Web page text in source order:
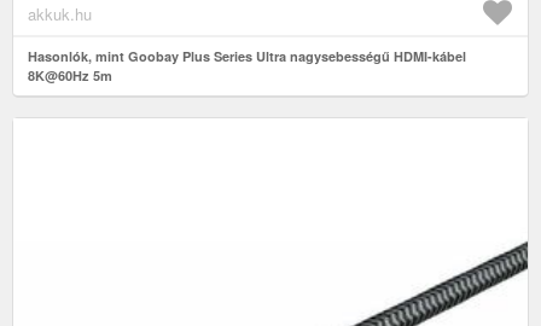
akkuk.hu
Hasonlók, mint Goobay Plus Series Ultra nagysebességű HDMI-kábel
8K@60Hz 5m